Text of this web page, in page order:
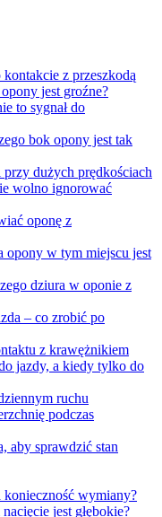
z przeszkodą
jest groźne?
to sygnał do
bok opony jest tak
dużych prędkościach
wolno ignorować
oponę z
opony w tym miejscu jest
dziura w oponie z
– co zrobić po
z krawężnikiem
jazdy, a kiedy tylko do
ruchu
podczas
aby sprawdzić stan
konieczność wymiany?
jest głębokie?